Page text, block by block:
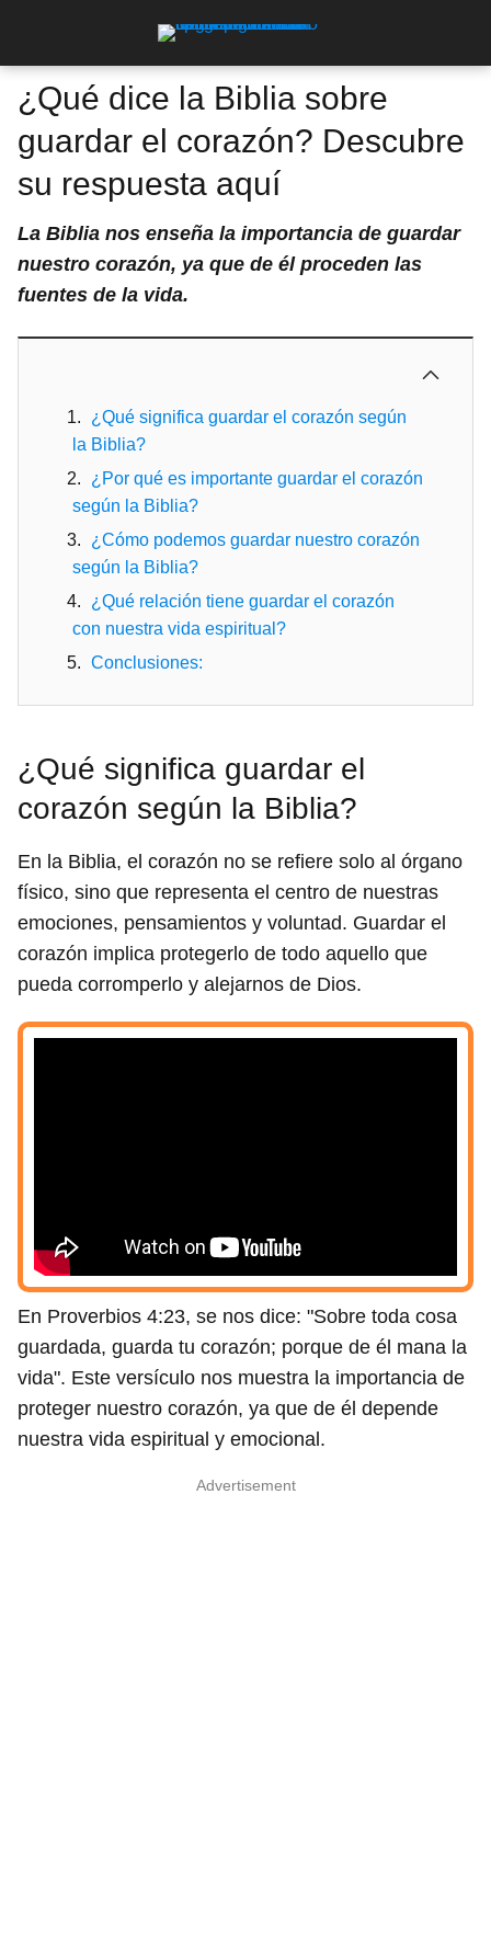
¿Qué dice la Biblia sobre
guardar el corazón? Descubre
su respuesta aquí
La Biblia nos enseña la importancia de guardar
nuestro corazón, ya que de él proceden las
fuentes de la vida.
¿Qué significa guardar el corazón según
la Biblia?
¿Por qué es importante guardar el corazón
según la Biblia?
¿Cómo podemos guardar nuestro corazón
según la Biblia?
¿Qué relación tiene guardar el corazón
con nuestra vida espiritual?
Conclusiones:
¿Qué significa guardar el
corazón según la Biblia?
En la Biblia, el corazón no se refiere solo al órgano
físico, sino que representa el centro de nuestras
emociones, pensamientos y voluntad. Guardar el
corazón implica protegerlo de todo aquello que
pueda corromperlo y alejarnos de Dios.
En Proverbios 4:23, se nos dice: "Sobre toda cosa
guardada, guarda tu corazón; porque de él mana la
vida". Este versículo nos muestra la importancia de
proteger nuestro corazón, ya que de él depende
nuestra vida espiritual y emocional.
Advertisement